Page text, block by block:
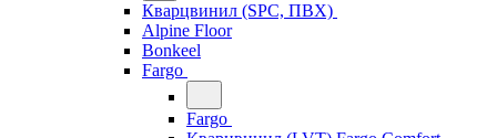
Кварцвинил (SPC, ПВХ)
Alpine Floor
Bonkeel
Fargo
Fargo